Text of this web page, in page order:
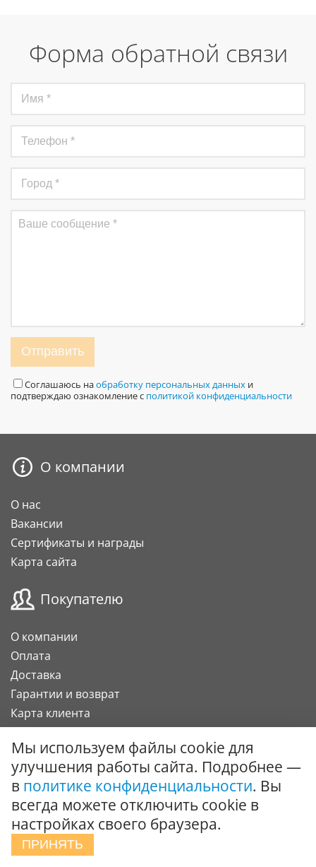
Форма обратной связи
Отправить
Соглашаюсь наобработку персональных данных и
подтверждаю ознакомление с политикой конфиденциальности
О компании
О нас
Вакансии
Сертификаты и награды
Карта сайта
Покупателю
О компании
Оплата
Доставка
Гарантии и возврат
Карта клиента
Подарочный сертификат
Сотрудничество
Поставки под заказ
Вызов специалиста
Мы используем файлы cookie для
улучшения работы сайта. Подробнее —
в политике конфиденциальности. Вы
всегда можете отключить cookie в
настройках своего браузера.
ПРИНЯТЬ